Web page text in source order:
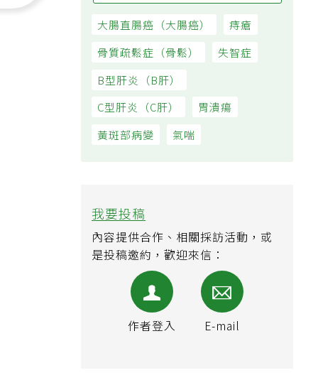
大腸直腸癌（大腸癌） 痔瘡
骨質疏鬆症（骨鬆）
失智症
B型肝炎（B肝）
我要投稿
內容提供合作、相關採訪活動，或
是投稿邀約，歡迎來信：